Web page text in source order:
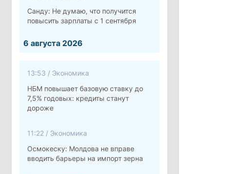
Санду: Не думаю, что получится
повысить зарплаты с 1 сентября
6 августа 2026
13:53 / Экономика
НБМ повышает базовую ставку до
7,5% годовых: кредиты станут
дороже
11:22 / Экономика
Осмокеску: Молдова не вправе
вводить барьеры на импорт зерна